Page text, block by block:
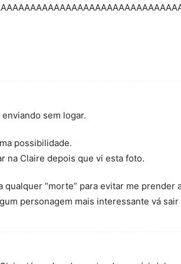
sem logar.
possibilidade.
na Claire depois que vi esta foto.
qualquer “morte” para evitar me prender
personagem mais interessante vá sair